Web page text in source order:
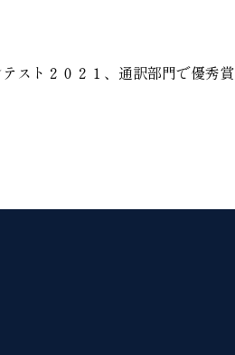
スト２０２１、通訳部門で優秀賞